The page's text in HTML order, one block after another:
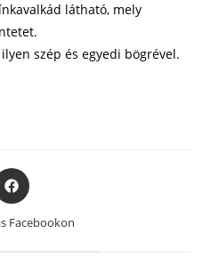
látható, mely
szép és egyedi bögrével.
Facebookon